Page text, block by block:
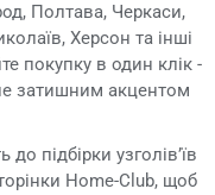
Полтава, Черкаси,
Херсон та інші
покупку в один клік -
затишним акцентом
підбірки узголів’їв
Home-Club, щоб